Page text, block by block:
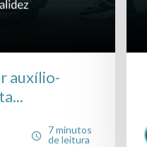
auxílio-
7 minutos
de leitura